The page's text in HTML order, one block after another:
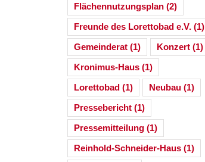
Flächennutzungsplan (2)
Freunde des Lorettobad e.V. (1)
Gemeinderat (1) Konzert (1)
Kronimus-Haus (1)
Lorettobad (1) Neubau (1)
Pressebericht (1)
Pressemitteilung (1)
Reinhold-Schneider-Haus (1)